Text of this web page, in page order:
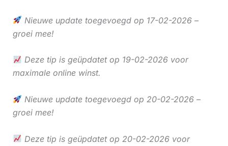
Nieuwe update toegevoegd op 17-02-2026 –
groei mee!
Deze tip is geüpdatet op 19-02-2026 voor
maximale online winst.
Nieuwe update toegevoegd op 20-02-2026 –
groei mee!
Deze tip is geüpdatet op 20-02-2026 voor